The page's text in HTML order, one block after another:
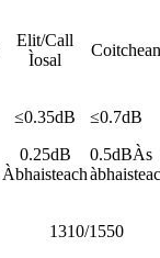
Elit/Call
Ìosal
≤0.35dB
0.25dB
Àbhaisteach
≤0.7dB
0.5dBÀs
1310/1550